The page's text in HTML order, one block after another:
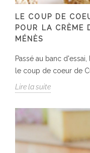
LE COUP DE
POUR LA CRÈME
MÉNÈS
Passé au banc
le coup de coeur de
Lire la suite